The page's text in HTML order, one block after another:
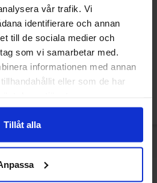
vår trafik. Vi
identifierare och annan
till de sociala medier och
som vi samarbetar med.
informationen med annan
eller som de har
Tillåt alla
07-
kr
Nestle Lion